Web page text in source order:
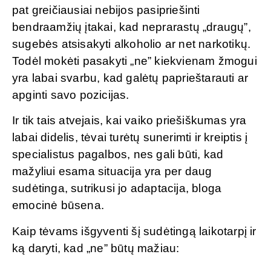
pat greičiausiai nebijos pasipriešinti
bendraamžių įtakai, kad neprarastų „draugų”,
sugebės atsisakyti alkoholio ar net narkotikų.
Todėl mokėti pasakyti „ne” kiekvienam žmogui
yra labai svarbu, kad galėtų paprieštarauti ar
apginti savo pozicijas.
Ir tik tais atvejais, kai vaiko priešiškumas yra
labai didelis, tėvai turėtų sunerimti ir kreiptis į
specialistus pagalbos, nes gali būti, kad
mažyliui esama situacija yra per daug
sudėtinga, sutrikusi jo adaptacija, bloga
emocinė būsena.
Kaip tėvams išgyventi šį sudėtingą laikotarpį ir
ką daryti, kad „ne” būtų mažiau: